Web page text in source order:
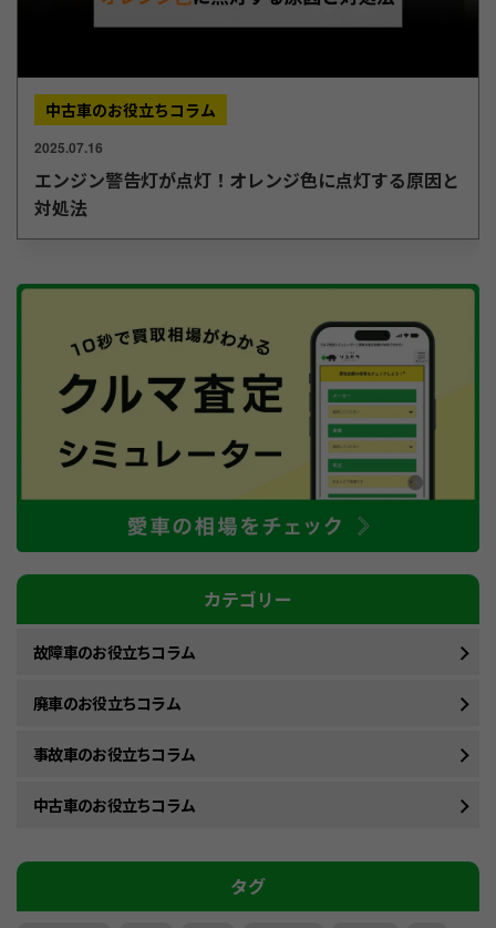
中古車のお役立ちコラム
2025.07.16
エンジン警告灯が点灯！オレンジ色に点灯する原因と
対処法
カテゴリー
故障車のお役立ちコラム
廃車のお役立ちコラム
事故車のお役立ちコラム
中古車のお役立ちコラム
タグ